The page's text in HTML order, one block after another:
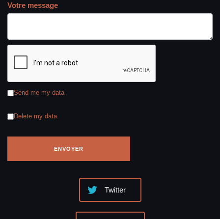
Votre message
Send me my data
Delete my data
Twitter